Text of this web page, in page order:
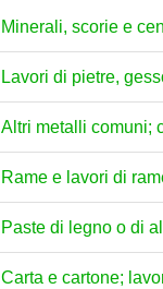
Minerali, scorie e
Lavori di pietre,
Altri metalli comuni;
Rame e lavori di
Paste di legno o di
Carta e cartone;